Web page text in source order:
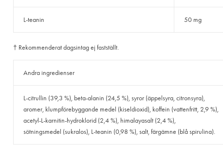
L-teanin 50 mg
† Rekommenderat dagsintag ej fastställt.
Andra ingredienser
L-citrullin (39,3 %), beta-alanin (24,5 %), syror (äppelsyra, citronsyra),
aromer, klumpförebyggande medel (kiseldioxid), koffein (vattenfritt, 2,9 %),
acetyl-L-karnitin-hydroklorid (2,4 %), himalayasalt (2,4 %),
sötningsmedel (sukralos), L-teanin (0,98 %), salt, färgämne (blå spirulina).